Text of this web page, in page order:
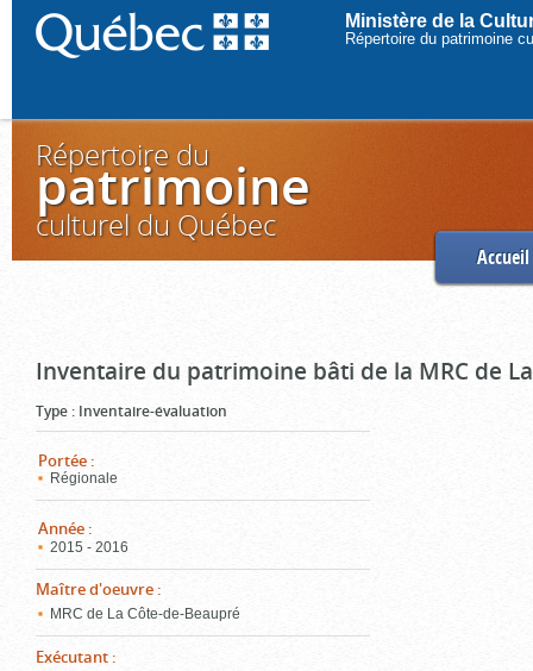
Ministère de la
Répertoire du patrimoine
Répertoire du
patrimoine
culturel du Québec
Accueil
Inventaire du patrimoine bâti de la MRC de
Type : Inventaire-évaluation
Portée :
Régionale
Année :
2015 - 2016
Maître d'oeuvre :
MRC de La Côte-de-Beaupré
Exécutant :